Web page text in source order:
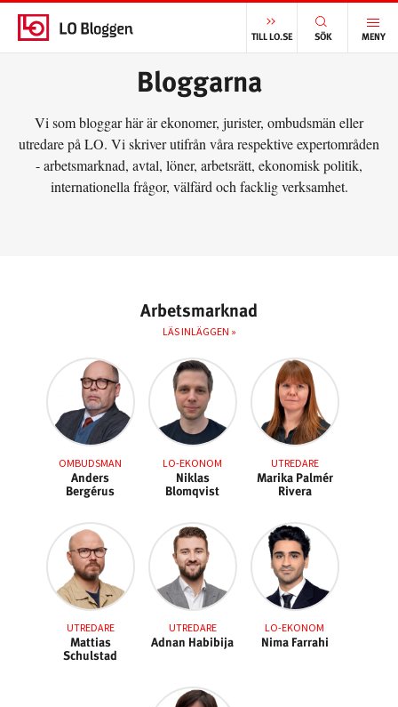
TILL LO.SE SÖK MENY
START/
Bloggarna
Vi som bloggar här är ekonomer, jurister, ombudsmän eller
utredare på LO. Vi skriver utifrån våra respektive expertområden
- arbetsmarknad, avtal, löner, arbetsrätt, ekonomisk politik,
internationella frågor, välfärd och facklig verksamhet.
Arbetsmarknad
LÄS INLÄGGEN »
OMBUDSMAN
Anders
Bergérus
LO-EKONOM
Niklas
Blomqvist
UTREDARE
Marika Palmér
Rivera
UTREDARE
Mattias
Schulstad
UTREDARE
Adnan Habibija
LO-EKONOM
Nima Farrahi